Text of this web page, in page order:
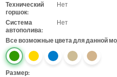
Технический
горшок:
Нет
Система
автополива:
Нет
Все возможные цвета для данной
Размер: